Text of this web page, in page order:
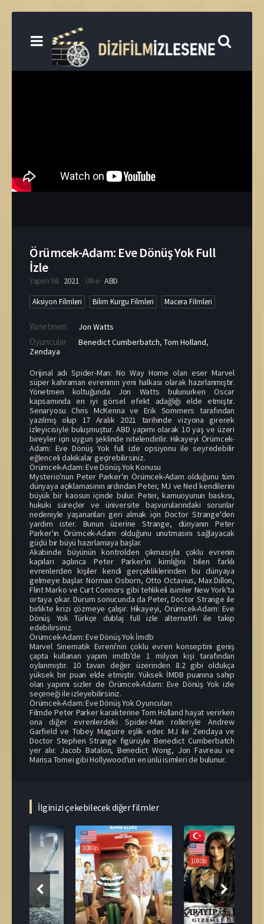
Örümcek-Adam: Eve Dönüş Yok Full
İzle
Yapım Yılı 2021 Ülke ABD
Aksiyon Filmleri Bilim Kurgu Filmleri Macera Filmleri
Yönetmen Jon Watts
Oyuncular Benedict Cumberbatch, Tom Holland,
Zendaya
Orijinal adı Spider-Man: No Way Home olan eser Marvel
süper kahraman evreninin yeni halkası olarak hazırlanmıştır.
Yönetmen koltuğunda Jon Watts bulunurken Oscar
kapsamında en iyi görsel efekt adağlığı elde etmiştir.
Senaryosu Chris McKenna ve Erik Sommers tarafından
yazılmış olup 17 Aralık 2021 tarihinde vizyona girerek
izleyicisiyle buluşmuştur. ABD yapımı olarak 10 yaş ve üzeri
bireyler için uygun şeklinde nitelendirilir. Hikayeyi Örümcek-
Adam: Eve Dönüş Yok full izle opsiyonu ile seyredebilir
eğlenceli dakikalar geçirebilirsiniz.
Örümcek-Adam: Eve Dönüş Yok Konusu
Mysterio'nun Peter Parker'ın Örümcek-Adam olduğunu tüm
dünyaya açıklamasının ardından Peter, MJ ve Ned kendilerini
büyük bir kaosun içinde bulur. Peter, kamuoyunun baskısı,
hukuki süreçler ve üniversite başvurularındaki sorunlar
nedeniyle yaşananları geri almak için Doctor Strange'den
yardım ister. Bunun üzerine Strange, dünyanın Peter
Parker'ın Örümcek-Adam olduğunu unutmasını sağlayacak
güçlü bir büyü hazırlamaya başlar.
Akabinde büyünün kontrolden çıkmasıyla çoklu evrenin
kapıları açılınca Peter Parker'ın kimliğini bilen farklı
evrenlerden kişiler kendi gerçekliklerinden bu dünyaya
gelmeye başlar. Norman Osborn, Otto Octavius, Max Dillon,
Flint Marko ve Curt Connors gibi tehlikeli isimler New York'ta
ortaya çıkar. Durum sonucunda da Peter, Doctor Strange ile
birlikte krizi çözmeye çalışır. Hikayeyi, Örümcek-Adam: Eve
Dönüş Yok Türkçe dublaj full izle alternatifi ile takip
edebilirsiniz.
Örümcek-Adam: Eve Dönüş Yok İmdb
Marvel Sinematik Evreni'nin çoklu evren konseptini geniş
çapta kullanan yapım imdb’de 1 milyon kişi tarafından
oylanmıştır. 10 tavan değer üzerinden 8.2 gibi oldukça
yüksek bir puan elde etmiştir. Yüksek İMDB puanına sahip
olan yapımı sizler de Örümcek-Adam: Eve Dönüş Yok izle
seçeneği ile izleyebilirsiniz.
Örümcek-Adam: Eve Dönüş Yok Oyuncuları
Filmde Peter Parker karakterine Tom Holland hayat verirken
ona diğer evrenlerdeki Spider-Man rolleriyle Andrew
Garfield ve Tobey Maguire eşlik eder. MJ ile Zendaya ve
Doctor Stephen Strange figürüyle Benedict Cumberbatch
yer alır. Jacob Batalon, Benedict Wong, Jon Favreau ve
Marisa Tomei gibi Hollywood'un en ünlü isimleri de bulunur.
İlginizi çekebilecek diğer filmler
1080p
1080p